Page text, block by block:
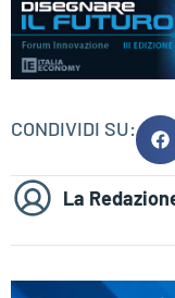
CONDIVIDI SU:
La